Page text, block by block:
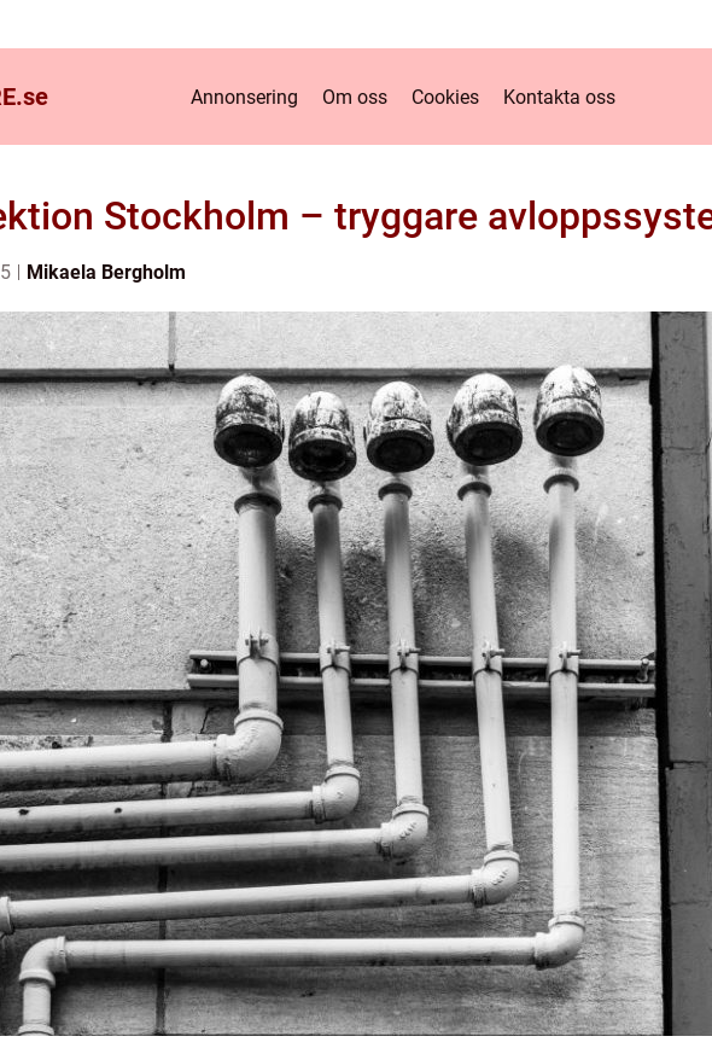
se Annonsering Om oss Cookies Kontakta oss
Stockholm – tryggare
Mikaela Bergholm